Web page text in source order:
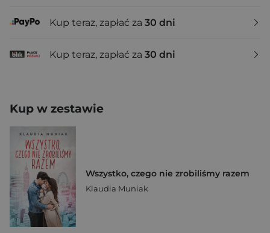
Kup teraz, zapłać za 30 dni
Kup teraz, zapłać za 30 dni
Kup w zestawie
Wszystko, czego nie zrobiliśmy razem
Klaudia Muniak